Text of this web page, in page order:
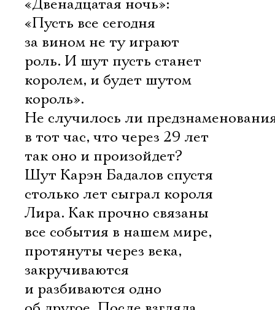
«Двенадцатая ночь»:
«Пусть все сегодня
за вином не ту играют
роль. И шут пусть станет
королем, и будет шутом
король».
Не случилось ли
в тот час, что через 29 лет
так оно и произойдет?
Шут Карэн Бадалов спустя
столько лет сыграл короля
Лира. Как прочно связаны
все события в нашем мире,
протянуты через века,
закручиваются
и разбиваются одно